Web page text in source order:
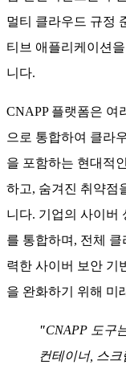
멀티 클라우드 규정
티브 애플리케이션
니다.
CNAPP 플랫폼은 여
으로 통합하여 클라
을 포함하는 현대적
하고, 숨겨진 취약점
니다. 기업의 사이버
를 통합하며, 전체
력한 사이버 보안 기
을 완화하기 위해 미
"CNAPP 도구
컨테이너, 스